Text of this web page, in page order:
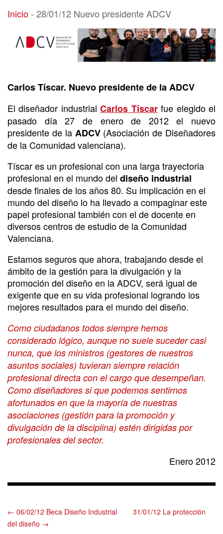
28/01/12 Nuevo presidente ADCV
Inicio- 28/01/12 Nuevo presidente ADCV
Carlos Tíscar. Nuevo presidente de la ADCV
El diseñador industrialCarlos Tíscarfue elegido el
pasado día 27 de enero de 2012 el nuevo
presidente de la ADCV(Asociación de Diseñadores
de la Comunidad valenciana).
Tíscar es un profesional con una larga trayectoria
profesional en el mundo del diseño industrial
desde finales de los años 80. Su implicación en el
mundo del diseño lo ha llevado a compaginar este
papel profesional también con el de docente en
diversos centros de estudio de la Comunidad
Valenciana.
Estamos seguros que ahora, trabajando desde el
ámbito de la gestión para la divulgación y la
promoción del diseño en la ADCV, será igual de
exigente que en su vida profesional logrando los
mejores resultados para el mundo del diseño.
Como ciudadanos todos siempre hemos
considerado lógico, aunque no suele suceder casi
nunca, que los ministros (gestores de nuestros
asuntos sociales) tuvieran siempre relación
profesional directa con el cargo que desempeñan.
Como diseñadores si que podemos sentirnos
afortunados en que la mayoría de nuestras
asociaciones (gestión para la promoción y
divulgación de la disciplina) estén dirigidas por
profesionales del sector.
Enero 2012
← 06/02/12 Beca Diseño Industrial
31/01/12 La protección
del diseño →